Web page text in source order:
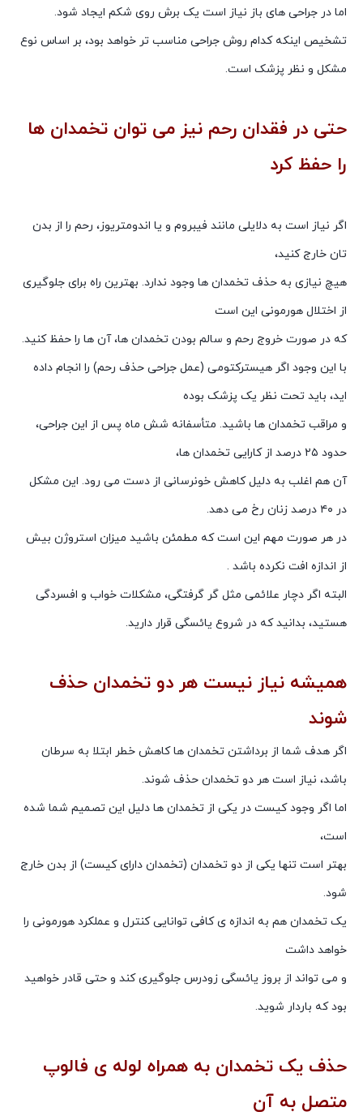
اما در جراحی های باز نیاز است یک برش روی شکم ایجاد شود.
تشخیص اینکه کدام روش جراحی مناسب تر خواهد بود، بر اساس نوع
مشکل و نظر پزشک است.
حتی در فقدان رحم نیز می توان تخمدان ها
را حفظ کرد
اگر نیاز است به دلایلی مانند فیبروم و یا اندومتریوز، رحم را از بدن
تان خارج کنید،
هیچ نیازی به حذف تخمدان ها وجود ندارد. بهترین راه برای جلوگیری
از اختلال هورمونی این است
که در صورت خروج رحم و سالم بودن تخمدان ها، آن ها را حفظ کنید.
با این وجود اگر هیسترکتومی (عمل جراحی حذف رحم) را انجام داده
اید، باید تحت نظر یک پزشک بوده
و مراقب تخمدان ها باشید. متأسفانه شش ماه پس از این جراحی،
حدود ۲۵ درصد از کارایی تخمدان ها،
آن هم اغلب به دلیل کاهش خونرسانی از دست می رود. این مشکل
در ۴۰ درصد زنان رخ می دهد.
در هر صورت مهم این است که مطمئن باشید میزان استروژن بیش
از اندازه افت نکرده باشد .
البته اگر دچار علائمی مثل گر گرفتگی، مشکلات خواب و افسردگی
هستید، بدانید که در شروع یائسگی قرار دارید.
همیشه نیاز نیست هر دو تخمدان حذف
شوند
اگر هدف شما از برداشتن تخمدان ها کاهش خطر ابتلا به سرطان
باشد، نیاز است هر دو تخمدان حذف شوند.
اما اگر وجود کیست در یکی از تخمدان ها دلیل این تصمیم شما شده
است،
بهتر است تنها یکی از دو تخمدان (تخمدان دارای کیست) از بدن خارج
شود.
یک تخمدان هم به اندازه ی کافی توانایی کنترل و عملکرد هورمونی را
خواهد داشت
و می تواند از بروز یائسگی زودرس جلوگیری کند و حتی قادر خواهید
بود که باردار شوید.
حذف یک تخمدان به همراه لوله ی فالوپ
متصل به آن